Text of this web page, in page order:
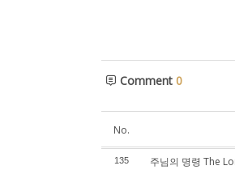
Comment 0
No.
135 주님의 명령 The